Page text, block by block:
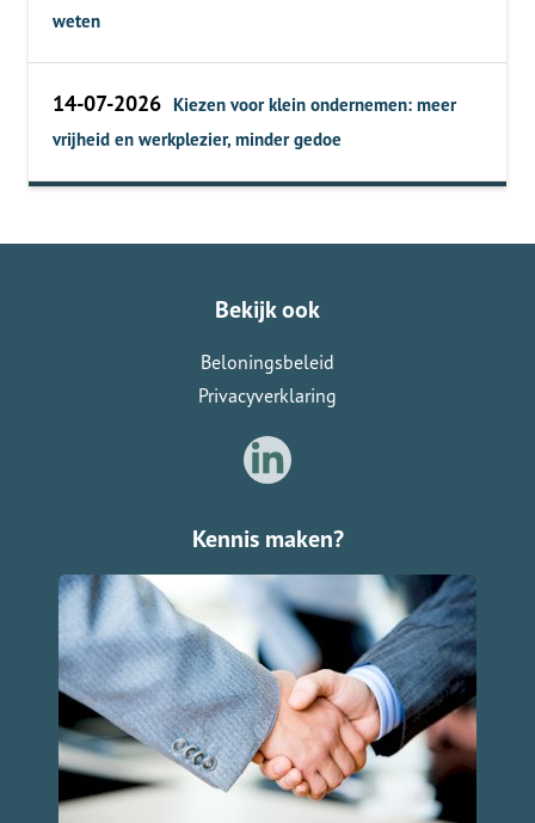
weten
14-07-2026 Kiezen voor klein ondernemen: meer
vrijheid en werkplezier, minder gedoe
Bekijk ook
Beloningsbeleid
Privacyverklaring
Kennis maken?